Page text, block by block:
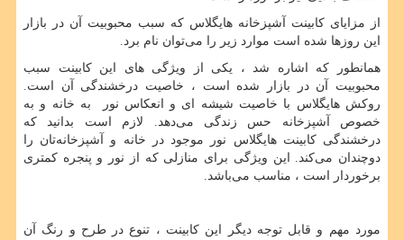
از مزایای کابینت آشپزخانه هایگلاس که سبب محبوبیت آن در بازار
این روزها شده است موارد زیر را میتوان نام برد.
همانطور که اشاره شد ، یکی از ویژگی ‌های این کابینت سبب
محبوبیت آن در بازار شده است ، خاصیت درخشندگی آن است.
روکش هایگلاس با خاصیت شیشه ای و انعکاس نور به خانه و به
خصوص آشپزخانه حس زندگی می‌دهد. لازم است بدانید که
درخشندگی کابینت هایگلاس نور موجود در خانه و آشپزخانهتان را
دوچندان میکند. این ویژگی برای منازلی که از نور و پنجره کمتری
برخوردار است ، مناسب می‌باشد.
مورد مهم و قابل توجه دیگر این کابینت ، تنوع در طرح و رنگ آن